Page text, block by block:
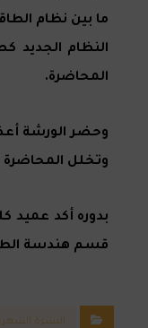
النظام الجديد
المحاضرة.
وتخلل المحاضرة
بدوره أكد عميد
قسم هندسة
النشرة الشهرية